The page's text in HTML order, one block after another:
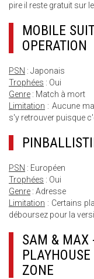
pire il reste gratuit sur
MOBILE
OPERATION
PSN : Japonais
Trophées : Oui
Genre : Match à mort
Limitation : Aucune
s'y retrouver puisque
PSN : Européen
Trophées : Oui
Genre : Adresse
Limitation : Certains
déboursez pour la
SAM & MAX
ZONE